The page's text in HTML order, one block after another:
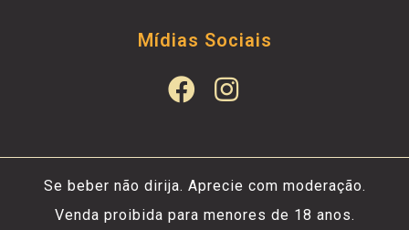
Mídias Sociais
Se beber não dirija. Aprecie com moderação.
Venda proibida para menores de 18 anos.